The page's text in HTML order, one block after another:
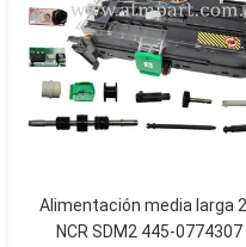
Alimentación media larga
NCR SDM2 445-